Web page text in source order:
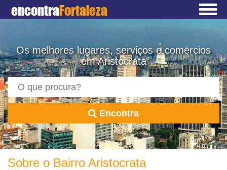
encontraFortaleza
Os melhores lugares, serviços e comércios
em Aristocrata
Encontra
Sobre o Bairro Aristocrata